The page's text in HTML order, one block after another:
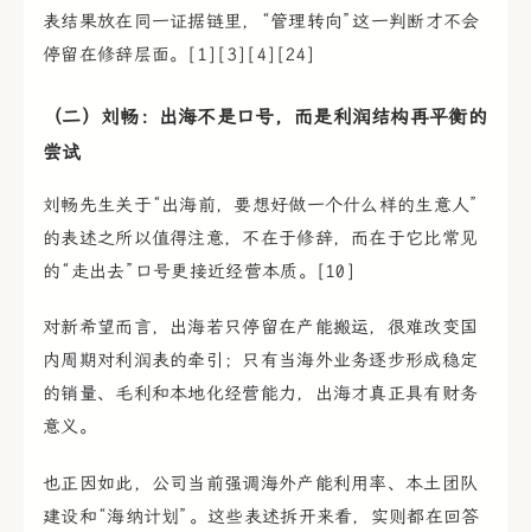
表结果放在同一证据链里，“管理转向”这一判断才不会
停留在修辞层面。[1][3][4][24]
（二）刘畅：出海不是口号，而是利润结构再平衡的
尝试
刘畅先生关于“出海前，要想好做一个什么样的生意人”
的表述之所以值得注意，不在于修辞，而在于它比常见
的“走出去”口号更接近经营本质。[10]
对新希望而言，出海若只停留在产能搬运，很难改变国
内周期对利润表的牵引；只有当海外业务逐步形成稳定
的销量、毛利和本地化经营能力，出海才真正具有财务
意义。
也正因如此，公司当前强调海外产能利用率、本土团队
建设和“海纳计划”。这些表述拆开来看，实则都在回答